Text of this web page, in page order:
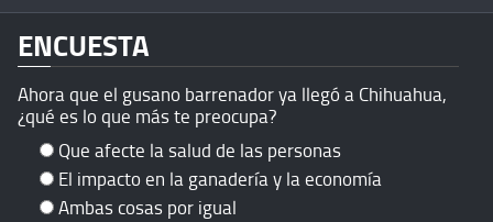
ENCUESTA
Ahora que el gusano barrenador ya llegó a Chihuahua,
¿qué es lo que más te preocupa?
Que afecte la salud de las personas
El impacto en la ganadería y la economía
Ambas cosas por igual